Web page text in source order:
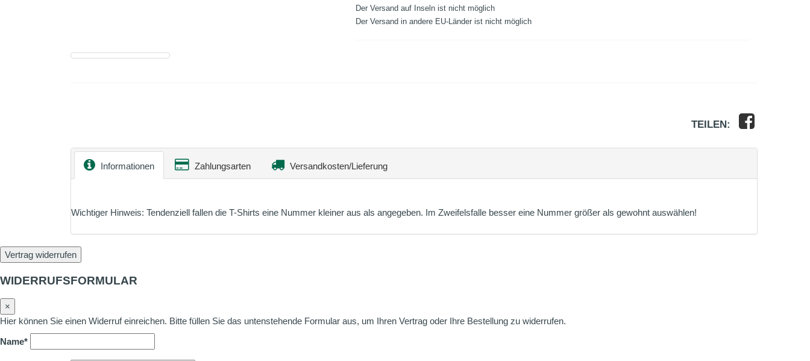
Der Versand auf Inseln ist nicht möglich
Der Versand in andere EU-Länder ist nicht möglich
TEILEN:
Informationen Zahlungsarten Versandkosten/Lieferung
Wichtiger Hinweis: Tendenziell fallen die T-Shirts eine Nummer kleiner aus als angegeben. Im Zweifelsfalle besser eine Nummer größer als gewohnt auswählen!
Vertrag widerrufen
WIDERRUFSFORMULAR
×
Hier können Sie einen Widerruf einreichen. Bitte füllen Sie das untenstehende Formular aus, um Ihren Vertrag oder Ihre Bestellung zu widerrufen.
Name*